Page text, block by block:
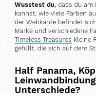
Wusstest du, dass du am
kannst, wie viele Farben
der Webkante befindet
Marke und verschiedene
Timeless Treasures kleine
gefüllt, die sich auf dem
Half Panama,
Unterschiede?